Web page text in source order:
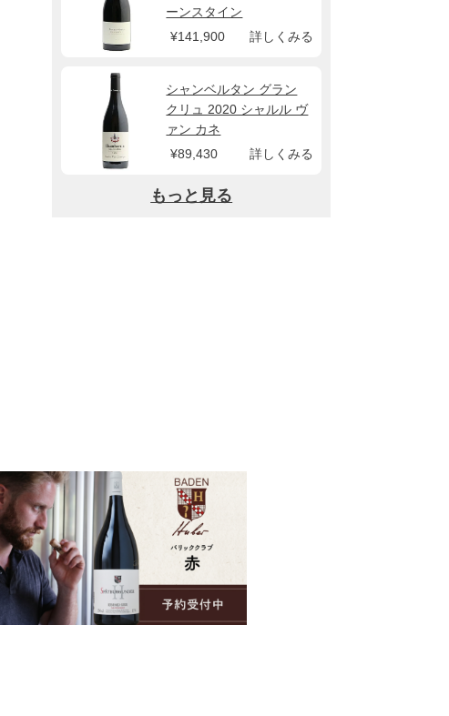
ーンスタイン
¥141,900
詳しくみる
シャンベルタン グラン
クリュ 2020 シャルル ヴ
ァン カネ
¥89,430
詳しくみる
もっと見る